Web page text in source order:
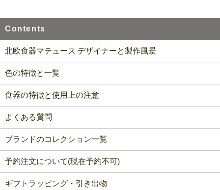
Contents
北欧食器マテュース デザイナーと製作風景
色の特徴と一覧
食器の特徴と使用上の注意
よくある質問
ブランドのコレクション一覧
予約注文について(現在予約不可)
ギフトラッピング・引き出物